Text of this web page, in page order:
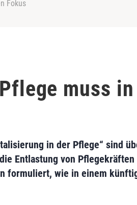
Fokus
muss
in der Pflege“ sind
Entlastung von
formuliert, wie in einem